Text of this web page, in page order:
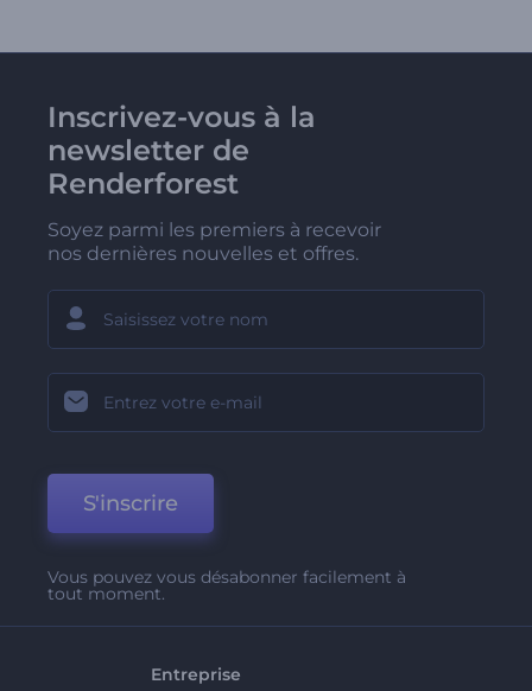
Inscrivez-vous à la
newsletter de
Renderforest
Soyez parmi les premiers à recevoir
nos dernières nouvelles et offres.
S'inscrire
Vous pouvez vous désabonner facilement à
tout moment.
Entreprise